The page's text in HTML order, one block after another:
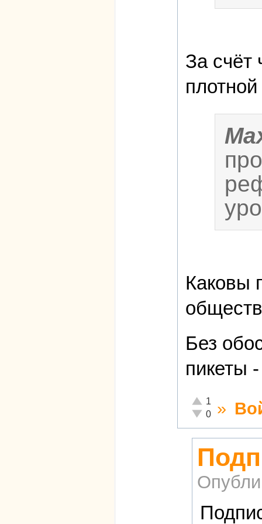
За счёт
плотной
Каковы
Без
пикеты
Отлично!
1
Неадекватно!
0 »